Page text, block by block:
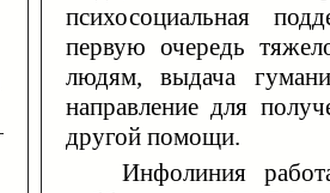
психосоциальная
первую очередь
людям, выдача
направление для
другой помощи.
Инфолиния